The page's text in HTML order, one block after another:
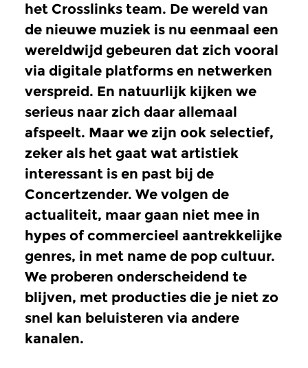
het Crosslinks team. De wereld van
de nieuwe muziek is nu eenmaal een
wereldwijd gebeuren dat zich vooral
via digitale platforms en netwerken
verspreid. En natuurlijk kijken we
serieus naar zich daar allemaal
afspeelt. Maar we zijn ook selectief,
zeker als het gaat wat artistiek
interessant is en past bij de
Concertzender. We volgen de
actualiteit, maar gaan niet mee in
hypes of commercieel aantrekkelijke
genres, in met name de pop cultuur.
We proberen onderscheidend te
blijven, met producties die je niet zo
snel kan beluisteren via andere
kanalen.